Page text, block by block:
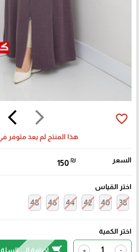
arrow_forward_ios
arrow_back_ios favorite_border
هذا المنتج لم يعد متوفر
السعر 150 ₪
اختر القياس
38
40
42
44
46
48
اختر الكمية
-
+ اضافة إلى السلة